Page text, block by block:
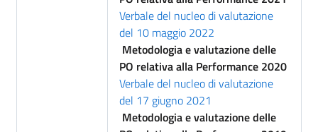
Verbale del nucleo di valutazione
del 10 maggio 2022
Metodologia e valutazione delle
PO relativa alla Performance 2020
Verbale del nucleo di valutazione
del 17 giugno 2021
Metodologia e valutazione delle